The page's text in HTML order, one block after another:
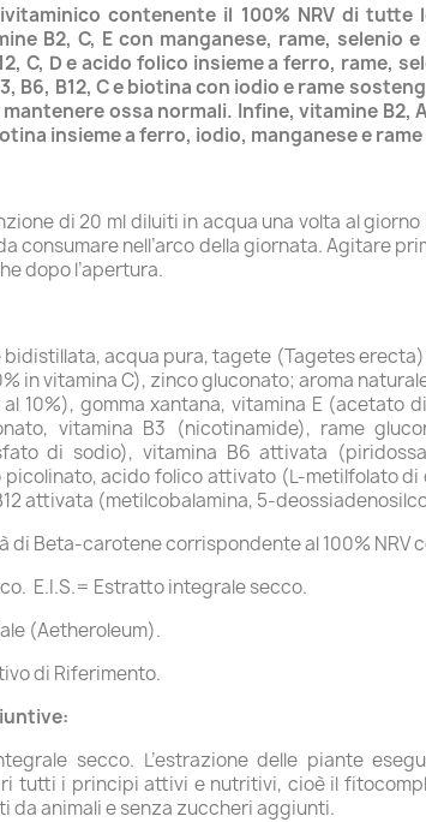
contenente il 100% NRV di
B2, C, E con manganese, rame,
C, D e acido folico insieme a ferro, rame,
B6, B12, C e biotina con iodio e rame
ossa normali. Infine, vitamine B2,
insieme a ferro, iodio, manganese e
di 20 ml diluiti in acqua una volta al
consumare nell’arco della giornata. Agitare
dopo l’apertura.
acqua pura, tagete (Tagetes
in vitamina C), zinco gluconato; aroma
10%), gomma xantana, vitamina E
vitamina B3 (nicotinamide), rame
di sodio), vitamina B6 attivata
acido folico attivato (L-metilfolato
attivata (metilcobalamina, 5-
di Beta-carotene corrispondente al 100% NRV
E.I.S.= Estratto integrale secco.
(Aetheroleum).
di Riferimento.
secco. L’estrazione delle piante
tutti i principi attivi e nutritivi, cioè il
da animali e senza zuccheri aggiunti.